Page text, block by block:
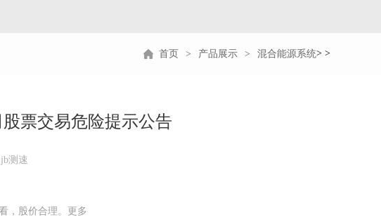
首页 >
产品展示 >
混合能源系统
票交易危险提示公告
测速
，股价合理。更多